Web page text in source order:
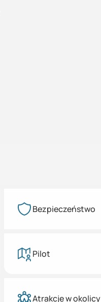
Bezpieczeństwo
Pilot
Atrakcje w okolicy